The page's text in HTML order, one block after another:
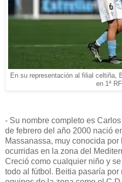
En su representación al filial celtiña,
en 1ª
- Su nombre completo es
de febrero del año 2000 nació
Massanassa, muy conocida
ocurridas en la zona del
Creció como cualquier niño y
todo al fútbol. Beitia pasaría